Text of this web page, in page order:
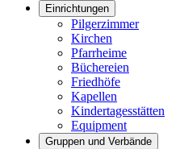
Einrichtungen
Pilgerzimmer
Kirchen
Pfarrheime
Büchereien
Friedhöfe
Kapellen
Kindertagesstätten
Equipment
Gruppen und Verbände